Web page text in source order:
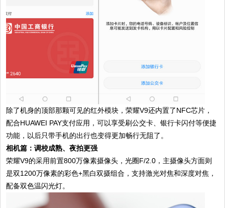
除了机身的顶部那颗可见的红外模块，荣耀V9还内置了NFC芯片，
配合HUAWEI PAY支付应用，可以享受刷公交卡、银行卡闪付等便捷
功能，以后只带手机的出行也变得更加畅行无阻了。
相机篇：调校成熟、夜拍更强
荣耀V9的采用前置800万像素摄像头，光圈F/2.0，主摄像头方面则
是双1200万像素的彩色+黑白双摄组合，支持激光对焦和深度对焦，
配备双色温闪光灯。